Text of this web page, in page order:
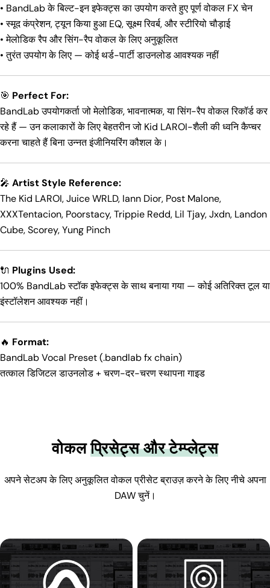
• BandLab के बिल्ट-इन इफेक्ट्स का उपयोग करते हुए पूर्ण वोकल FX चेन
• स्मूद कंप्रेशन, ट्यून किया हुआ EQ, सूक्ष्म रिवर्ब, और स्टीरियो चौड़ाई
• मेलोडिक रैप और सिंग-रैप वोकल के लिए अनुकूलित
• तुरंत उपयोग के लिए — कोई थर्ड-पार्टी डाउनलोड आवश्यक नहीं
🎯 Perfect For:
BandLab उपयोगकर्ता जो मेलोडिक, भावनात्मक, या सिंग-रैप वोकल रिकॉर्ड कर
रहे हैं — उन कलाकारों के लिए बेहतरीन जो Kid LAROI-शैली की ध्वनि कैप्चर
करना चाहते हैं बिना उन्नत इंजीनियरिंग कौशल के।
🎤 Artist Style Reference:
The Kid LAROI, Juice WRLD, Iann Dior, Post Malone,
XXXTentacion, Poorstacy, Trippie Redd, Lil Tjay, Jxdn, Landon
Cube, Scorey, Yung Pinch
🔌 Plugins Used:
100% BandLab स्टॉक इफेक्ट्स के साथ बनाया गया — कोई अतिरिक्त टूल या
इंस्टॉलेशन आवश्यक नहीं।
🔥 Format:
BandLab Vocal Preset (.bandlab fx chain)
तत्काल डिजिटल डाउनलोड + चरण-दर-चरण स्थापना गाइड
वोकलप्रिसेट्स और टेम्प्लेट्स
अपने सेटअप के लिए अनुकूलित वोकल प्रीसेट ब्राउज़ करने के लिए नीचे अपना
DAW चुनें।